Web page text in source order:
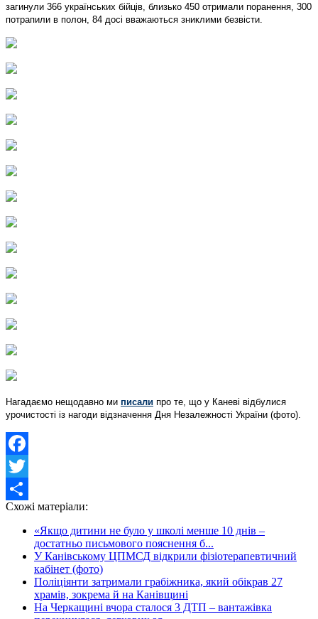
загинули 366 українських бійців, близько 450 отримали поранення, 300
потрапили в полон, 84 досі вважаються зниклими безвісти.
Нагадаємо нещодавно ми писали про те, що у Каневі відбулися
урочистості із нагоди відзначення Дня Незалежності України (фото).
Facebook
Twitter
Share
Схожі матеріали:
«Якщо дитини не було у школі менше 10 днів –
достатньо письмового пояснення б...
У Канівському ЦПМСД відкрили фізіотерапевтичний
кабінет (фото)
Поліціянти затримали грабіжника, який обікрав 27
храмів, зокрема й на Канівщині
На Черкащині вчора сталося 3 ДТП – вантажівка